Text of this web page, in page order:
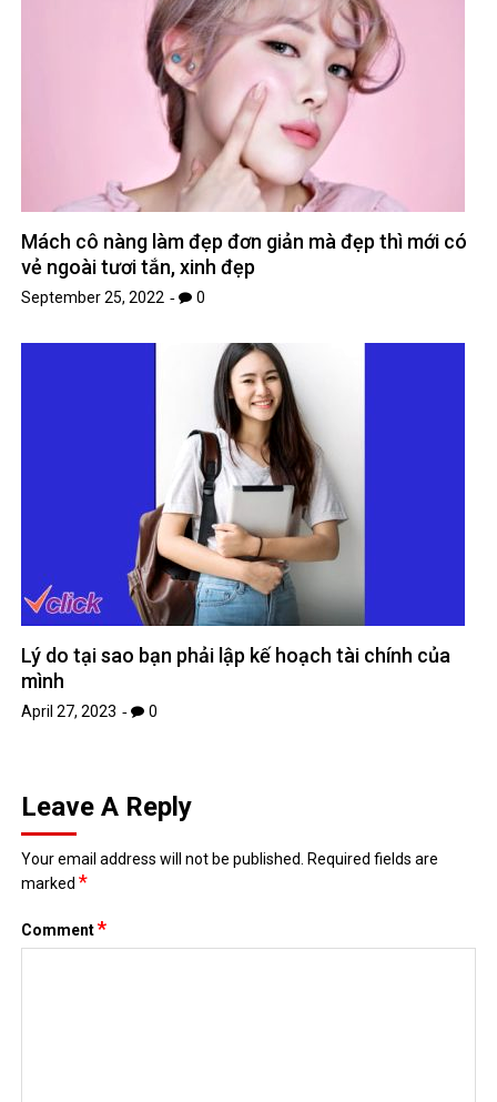
Mách cô nàng làm đẹp đơn giản mà đẹp thì mới có
vẻ ngoài tươi tắn, xinh đẹp
September 25, 2022 0
Lý do tại sao bạn phải lập kế hoạch tài chính của
mình
April 27, 2023 0
Leave A Reply
Your email address will not be published. Required fields are
marked*
Comment*